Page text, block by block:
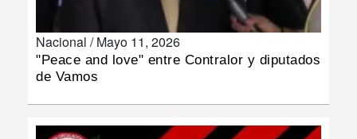
DEPORTES
INSÓLITAS
Nacional /Mayo 11, 2026
"Peace and love" entre Contralor y diputados
de Vamos